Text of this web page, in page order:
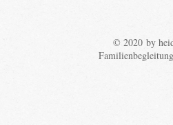
© 2020 by